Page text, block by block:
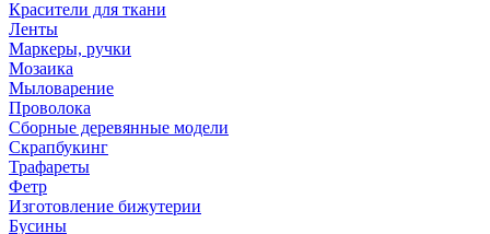
Красители для ткани
Ленты
Маркеры, ручки
Мозаика
Мыловарение
Проволока
Сборные деревянные модели
Скрапбукинг
Трафареты
Фетр
Изготовление бижутерии
Бусины